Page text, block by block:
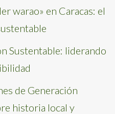
warao» en Caracas: el
Sustentable: liderando
de Generación
historia local y